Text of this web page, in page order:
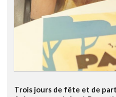
Trois jours de fête et de